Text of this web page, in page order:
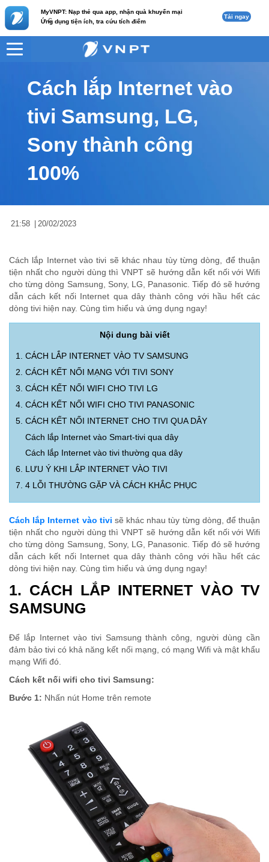
MyVNPT: Nạp thẻ qua app, nhận quà khuyến mại
Ứng dụng tiện ích, tra cứu tích điểm
c Tải ngay
VNPT Nội dung tin
Cách lắp Internet vào
tivi Samsung, LG,
Sony thành công
100%
21:58 20/02/2023
Cách lắp Internet vào tivi sẽ khác nhau tùy từng dòng, để thuận
tiện nhất cho người dùng thì VNPT sẽ hướng dẫn kết nối với Wifi
cho từng dòng Samsung, Sony, LG, Panasonic. Tiếp đó sẽ hướng
dẫn cách kết nối Internet qua dây thành công với hầu hết các
dòng tivi hiện nay. Cùng tìm hiểu và ứng dụng ngay!
Nội dung bài viết
1. CÁCH LẮP INTERNET VÀO TV SAMSUNG
2. CÁCH KẾT NỐI MẠNG VỚI TIVI SONY
3. CÁCH KẾT NỐI WIFI CHO TIVI LG
4. CÁCH KẾT NỐI WIFI CHO TIVI PANASONIC
5. CÁCH KẾT NỐI INTERNET CHO TIVI QUA DÂY
Cách lắp Internet vào Smart-tivi qua dây
Cách lắp Internet vào tivi thường qua dây
6. LƯU Ý KHI LẮP INTERNET VÀO TIVI
7. 4 LỖI THƯỜNG GẶP VÀ CÁCH KHẮC PHỤC
Cách lắp Internet vào tivi sẽ khác nhau tùy từng dòng, để thuận
tiện nhất cho người dùng thì VNPT sẽ hướng dẫn kết nối với Wifi
cho từng dòng Samsung, Sony, LG, Panasonic. Tiếp đó sẽ hướng
dẫn cách kết nối Internet qua dây thành công với hầu hết các
dòng tivi hiện nay. Cùng tìm hiểu và ứng dụng ngay!
1. CÁCH LẮP INTERNET VÀO TV
SAMSUNG
Để lắp Internet vào tivi Samsung thành công, người dùng cần
đảm bảo tivi có khả năng kết nối mạng, có mạng Wifi và mật khẩu
mạng Wifi đó.
Cách kết nối wifi cho tivi Samsung:
Bước 1: Nhấn nút Home trên remote